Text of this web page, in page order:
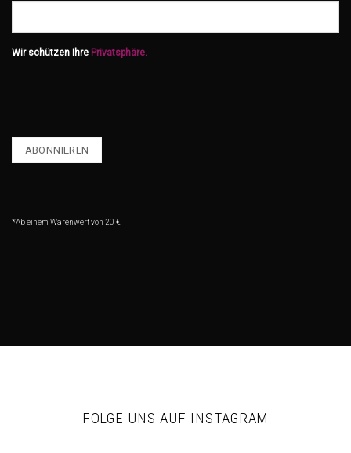
Wir schützen Ihre Privatsphäre.
*Ab einem Warenwert von 20 €.
FOLGE UNS AUF INSTAGRAM